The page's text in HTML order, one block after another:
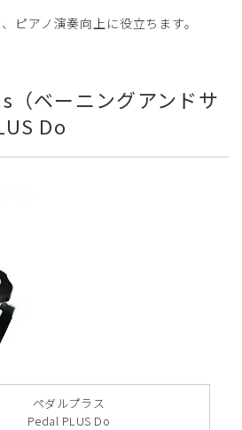
ピアノ演奏向上に役立ちます。
ベーニングアンドサ
Do
ペダルプラス
Pedal PLUS Do